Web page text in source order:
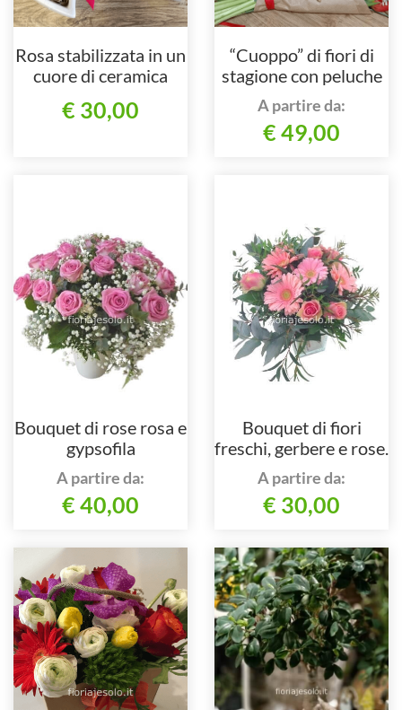
Rosa stabilizzata in un
cuore di ceramica
€ 30,00
“Cuoppo” di fiori di
stagione con peluche
A partire da:
€ 49,00
Bouquet di rose rosa e
gypsofila
A partire da:
€ 40,00
Bouquet di fiori
freschi, gerbere e rose.
A partire da:
€ 30,00